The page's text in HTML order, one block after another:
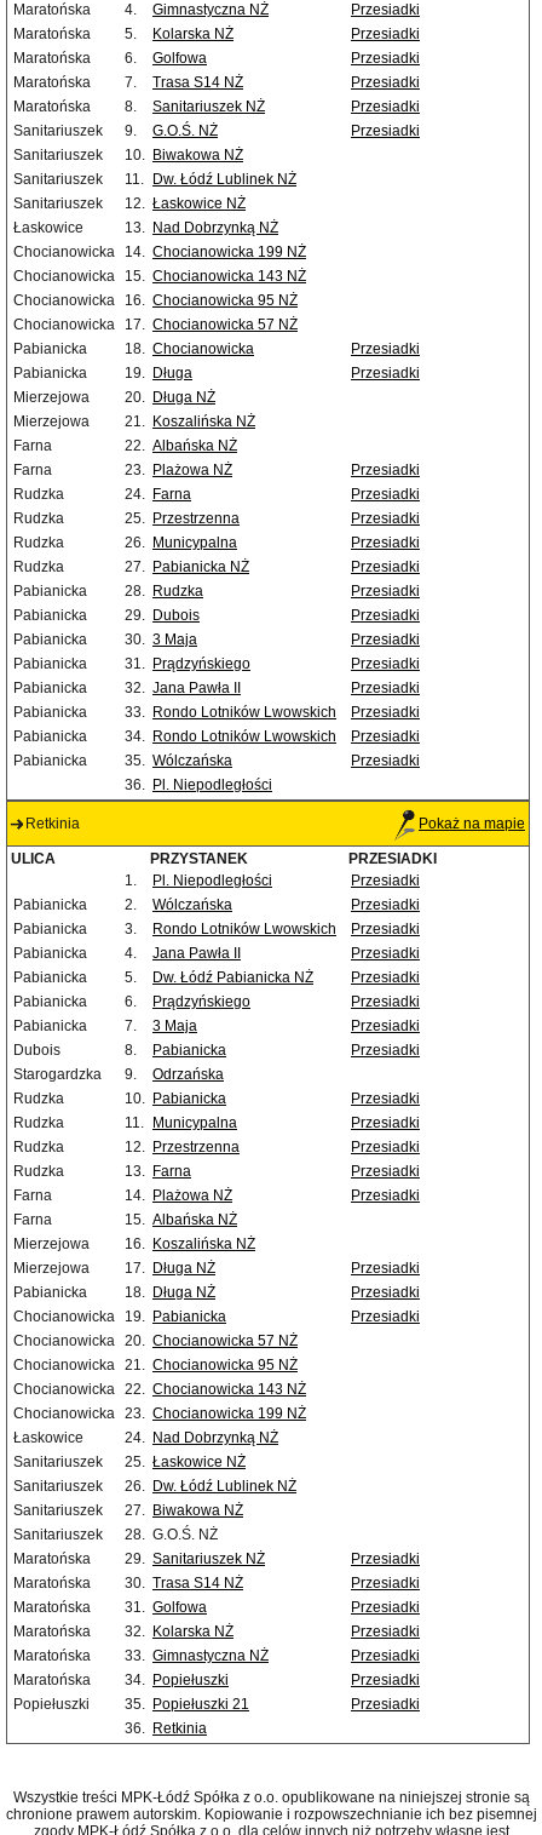
Maratońska
4. Gimnastyczna NŻ
Przesiadki
Maratońska
5. Kolarska NŻ
Przesiadki
Maratońska
6. Golfowa
Przesiadki
Maratońska
7. Trasa S14 NŻ
Przesiadki
Maratońska
8. Sanitariuszek NŻ
Przesiadki
Sanitariuszek
9. G.O.Ś. NŻ
Przesiadki
Sanitariuszek
10. Biwakowa NŻ
Sanitariuszek
11.
Dw. Łódź Lublinek NŻ
Sanitariuszek
12. Łaskowice NŻ
Łaskowice
13. Nad Dobrzynką NŻ
Chocianowicka
14. Chocianowicka 199 NŻ
Chocianowicka
15. Chocianowicka 143 NŻ
Chocianowicka
16. Chocianowicka 95 NŻ
Chocianowicka
17. Chocianowicka 57 NŻ
Pabianicka
18. Chocianowicka
Przesiadki
Pabianicka
19. Długa
Przesiadki
Mierzejowa
20. Długa NŻ
Mierzejowa
21. Koszalińska NŻ
Farna
22. Albańska NŻ
Farna
23. Plażowa NŻ
Przesiadki
Rudzka
24. Farna
Przesiadki
Rudzka
25. Przestrzenna
Przesiadki
Rudzka
26. Municypalna
Przesiadki
Rudzka
27. Pabianicka NŻ
Przesiadki
Pabianicka
28. Rudzka
Przesiadki
Pabianicka
29. Dubois
Przesiadki
Pabianicka
30. 3 Maja
Przesiadki
Pabianicka
31. Prądzyńskiego
Przesiadki
Pabianicka
32. Jana Pawła II
Przesiadki
Pabianicka
33. Rondo Lotników Lwowskich
Przesiadki
Pabianicka
34. Rondo Lotników Lwowskich
Przesiadki
Pabianicka
35. Wólczańska
Przesiadki
36. Pl. Niepodległości
Retkinia Pokaż na mapie
ULICA PRZYSTANEK
PRZESIADKI
1.
Pl. Niepodległości
Przesiadki
Pabianicka
2. Wólczańska
Przesiadki
Pabianicka
3. Rondo Lotników Lwowskich
Przesiadki
Pabianicka
4. Jana Pawła II
Przesiadki
Pabianicka
5. Dw. Łódź Pabianicka NŻ
Przesiadki
Pabianicka
6. Prądzyńskiego
Przesiadki
Pabianicka
7. 3 Maja
Przesiadki
Dubois
8. Pabianicka
Przesiadki
Starogardzka
9.
Odrzańska
Rudzka
10. Pabianicka
Przesiadki
Rudzka
11. Municypalna
Przesiadki
Rudzka
12. Przestrzenna
Przesiadki
Rudzka
13. Farna
Przesiadki
Farna
14. Plażowa NŻ
Przesiadki
Farna
15. Albańska NŻ
Mierzejowa
16. Koszalińska NŻ
Mierzejowa
17. Długa NŻ
Przesiadki
Pabianicka
18. Długa NŻ
Przesiadki
Chocianowicka
19. Pabianicka
Przesiadki
Chocianowicka 20. Chocianowicka 57 NŻ
Chocianowicka 21. Chocianowicka 95 NŻ
Chocianowicka 22. Chocianowicka 143 NŻ
Chocianowicka 23. Chocianowicka 199 NŻ
Łaskowice
24. Nad Dobrzynką NŻ
Sanitariuszek
25. Łaskowice NŻ
Sanitariuszek
26. Dw. Łódź Lublinek NŻ
Sanitariuszek
27. Biwakowa NŻ
Sanitariuszek
28. G.O.Ś. NŻ
Maratońska
29. Sanitariuszek NŻ
Przesiadki
Maratońska
30. Trasa S14 NŻ
Przesiadki
Maratońska
31. Golfowa
Przesiadki
Maratońska
32. Kolarska NŻ
Przesiadki
Maratońska
33. Gimnastyczna NŻ
Przesiadki
Maratońska
34. Popiełuszki
Przesiadki
Popiełuszki
35. Popiełuszki 21
Przesiadki
36. Retkinia
Wszystkie treści MPK-Łódź Spółka z o.o. opublikowane na niniejszej stronie są
chronione prawem autorskim. Kopiowanie i rozpowszechnianie ich bez pisemnej
zgody MPK-Łódź Spółka z o.o. dla celów innych niż potrzeby własne jest